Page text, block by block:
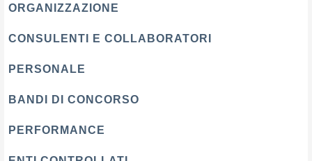
ORGANIZZAZIONE
CONSULENTI E COLLABORATORI
PERSONALE
BANDI DI CONCORSO
PERFORMANCE